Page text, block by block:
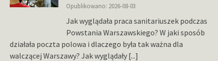
Opublikowano: 2026-08-03
Jak wyglądała praca sanitariuszek podczas
Powstania Warszawskiego? W jaki sposób
działała poczta polowa i dlaczego była tak ważna dla
walczącej Warszawy? Jak wyglądały [...]